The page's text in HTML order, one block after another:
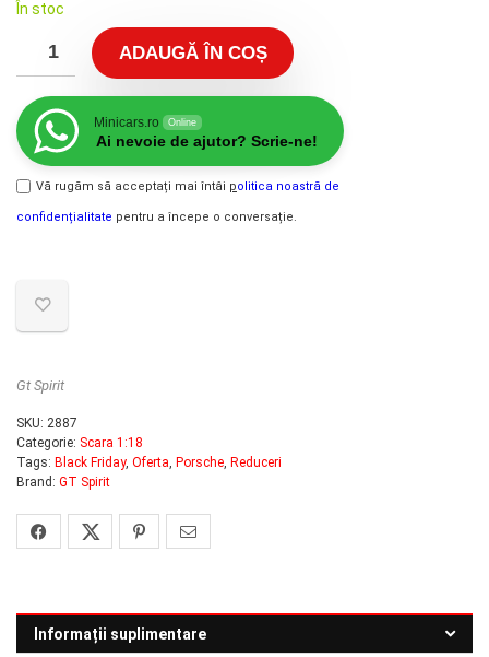
fost:
550.00 lei.
450.00 lei.
În stoc
ADAUGĂ ÎN COȘ
Minicars.ro Online
Ai nevoie de ajutor? Scrie-ne!
Vă rugăm să acceptați mai întâi politica noastră de
confidențialitate pentru a începe o conversație.
Gt Spirit
SKU: 2887
Categorie: Scara 1:18
Tags: Black Friday, Oferta, Porsche, Reduceri
Brand: GT Spirit
Informații suplimentare